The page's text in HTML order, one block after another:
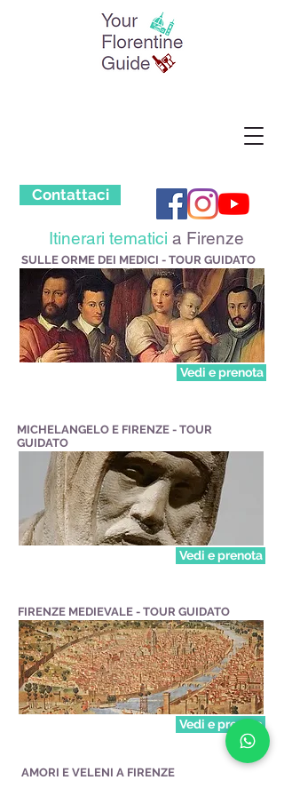
Contattaci
Itinerari tematici a Firenze
SULLE ORME DEI MEDICI - TOUR GUIDATO
Vedi e prenota
MICHELANGELO E FIRENZE - TOUR
GUIDATO
Vedi e prenota
FIRENZE MEDIEVALE - TOUR GUIDATO
Vedi e prenota
AMORI E VELENI A FIRENZE